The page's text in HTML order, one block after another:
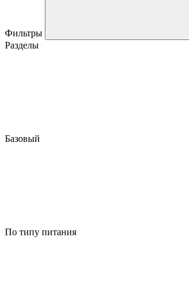
Фильтры
Разделы
Базовый
По типу питания